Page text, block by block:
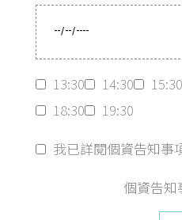
13:30 14:30 15:30
18:30
19:30
我已詳閱個資告知事
個資告知